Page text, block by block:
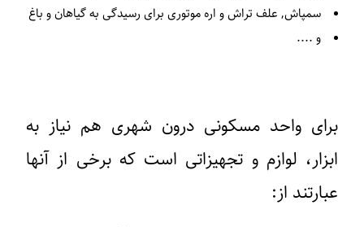
سمپاش, علف تراش و اره موتوری برای رسیدگی به گیاهان و باغ
و ....
برای واحد مسکونی درون شهری هم نیاز به
ابزار، لوازم و تجهیزاتی است که برخی از آنها
عبارتند از: